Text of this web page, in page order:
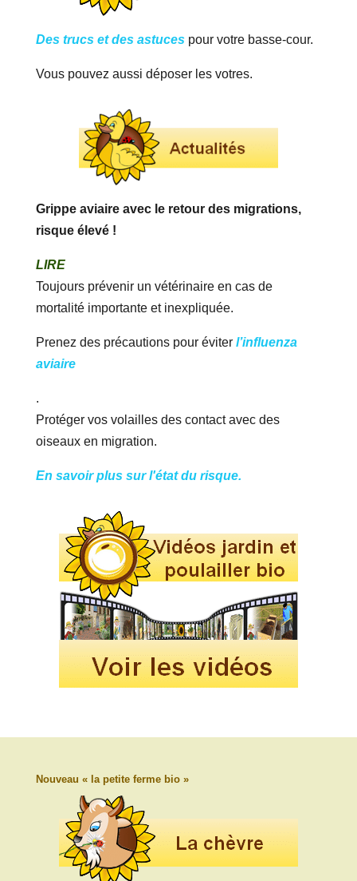
Des trucs et des astucespour votre basse-cour.
Vous pouvez aussi déposer les votres.
Grippe aviaire avec le retour des migrations,
risque élevé !
LIRE
Toujours prévenir un vétérinaire en cas de
mortalité importante et inexpliquée.
Prenez des précautions pour éviter l’influenza
aviaire
.
Protéger vos volailles des contact avec des
oiseaux en migration.
En savoir plus sur l'état du risque.
Nouveau « la petite ferme bio »